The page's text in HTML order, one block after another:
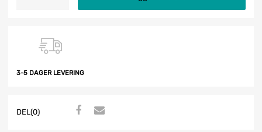
3-5 DAGER LEVERING
DEL(0)